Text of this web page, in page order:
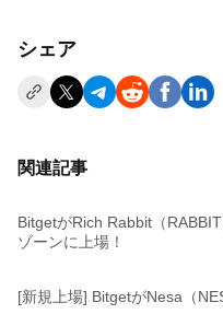
シェア
関連記事
BitgetがRich Rabbit（
ゾーンに上場！
[新規上場] BitgetがNesa（